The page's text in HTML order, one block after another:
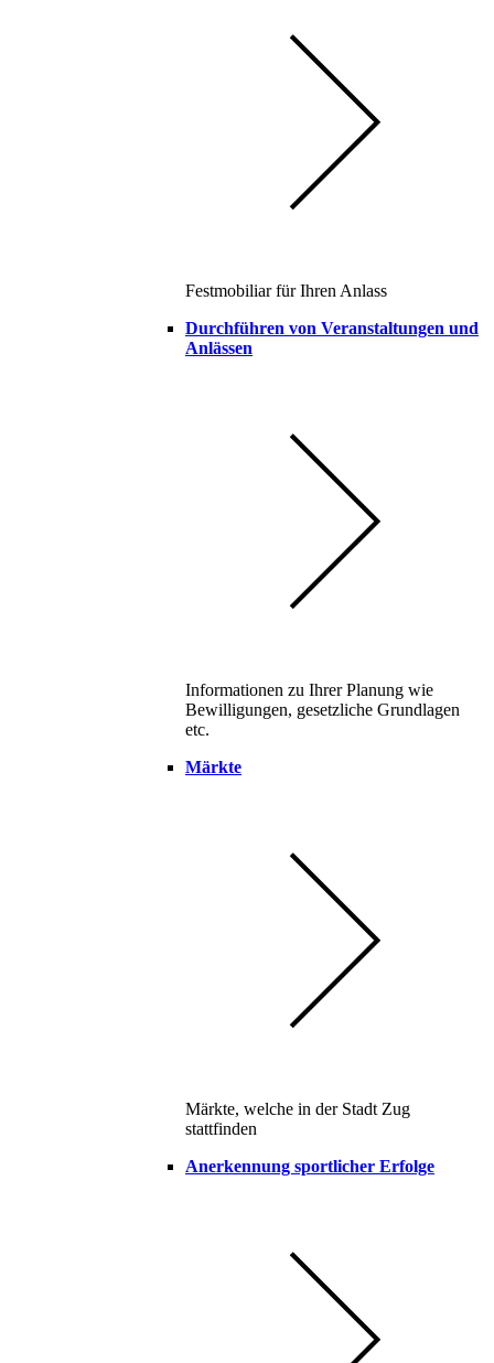
Festmobiliar für Ihren Anlass
Durchführen von Veranstaltungen und
Anlässen
Informationen zu Ihrer Planung wie
Bewilligungen, gesetzliche Grundlagen
etc.
Märkte
Märkte, welche in der Stadt Zug
stattfinden
Anerkennung sportlicher Erfolge